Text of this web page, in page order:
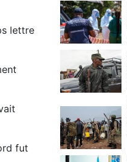
lettre
fut